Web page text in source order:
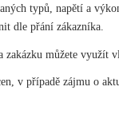
typů, napětí a
dle přání zákazníka.
zakázku můžete využít
v případě zájmu o